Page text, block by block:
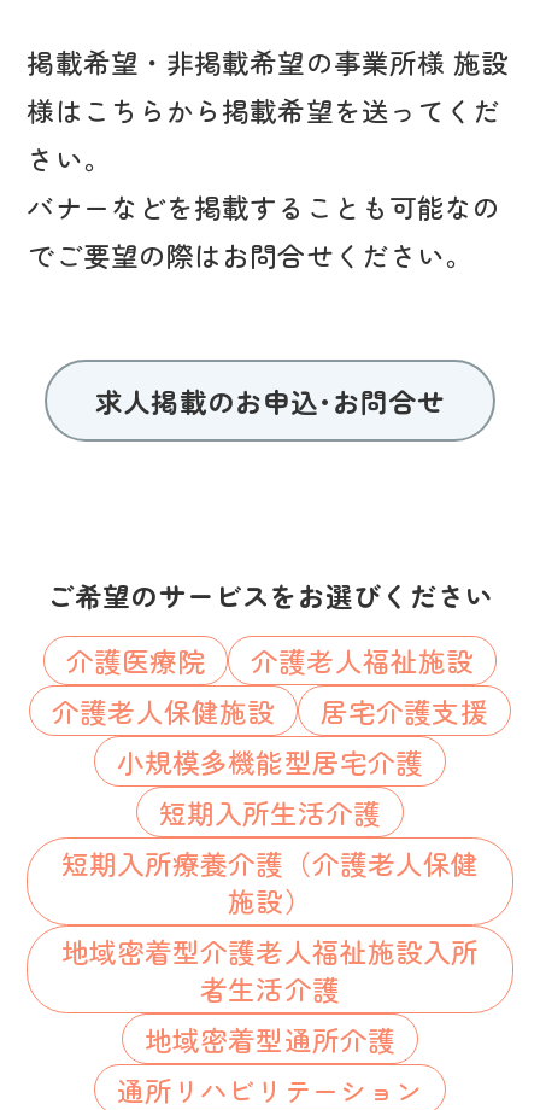
掲載希望・非掲載希望の事業所様 施設
様はこちらから掲載希望を送ってくだ
さい。
バナーなどを掲載することも可能なの
でご要望の際はお問合せください。
求人掲載のお申込･お問合せ
ご希望のサービスをお選びください
介護医療院
介護老人福祉施設
介護老人保健施設
居宅介護支援
小規模多機能型居宅介護
短期入所生活介護
短期入所療養介護（介護老人保健
施設）
地域密着型介護老人福祉施設入所
者生活介護
地域密着型通所介護
通所リハビリテーション